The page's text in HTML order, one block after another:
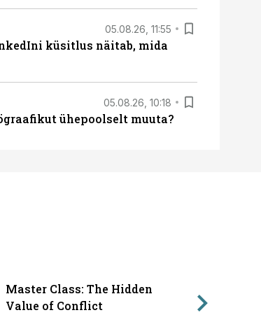
05.08.26, 11:55
küsitlus näitab, mida
05.08.26, 10:18
ühepoolselt muuta?
Master Class: The Hidden
Value of Conflict